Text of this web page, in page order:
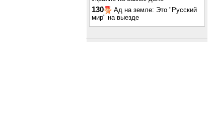
130
Ад на земле: Это "Русский
мир" на выезде